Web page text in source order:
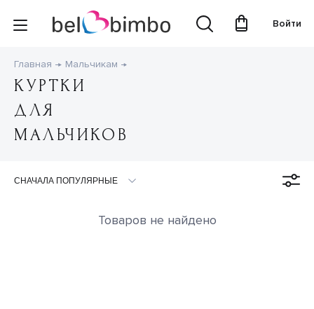
Войти
Главная Мальчикам
КУРТКИ
ДЛЯ
МАЛЬЧИКОВ
Товаров не найдено